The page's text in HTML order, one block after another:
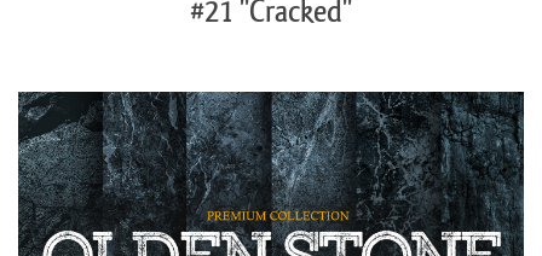
#21 "Cracked"